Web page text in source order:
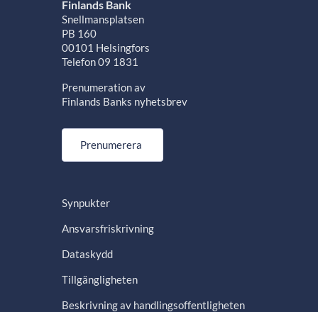
Finlands Bank
Snellmansplatsen
PB 160
00101 Helsingfors
Telefon 09 1831
Prenumeration av
Finlands Banks nyhetsbrev
Prenumerera
Synpukter
Ansvarsfriskrivning
Dataskydd
Tillgängligheten
Beskrivning av handlingsoffentligheten